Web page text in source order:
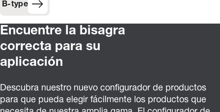
B-type
Encuentre la bisagra
correcta para su
aplicación
Descubra nuestro nuevo configurador de productos
para que pueda elegir fácilmente los productos que